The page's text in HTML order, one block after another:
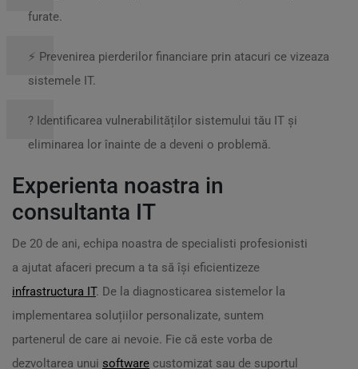
furate.
⚡ Prevenirea pierderilor financiare prin atacuri ce vizeaza
sistemele IT.
? Identificarea vulnerabilităților sistemului tău IT și
eliminarea lor înainte de a deveni o problemă.
Experienta noastra in
consultanta IT
De 20 de ani, echipa noastra de specialisti profesionisti
a ajutat afaceri precum a ta să își eficientizeze
infrastructura IT. De la diagnosticarea sistemelor la
implementarea soluțiilor personalizate, suntem
partenerul de care ai nevoie. Fie că este vorba de
dezvoltarea unui software customizat sau de suportul